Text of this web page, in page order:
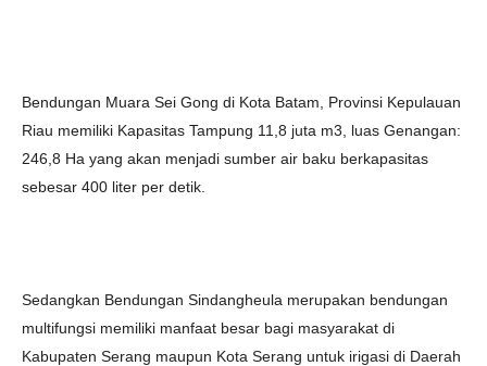
Bendungan Muara Sei Gong di Kota Batam, Provinsi Kepulauan
Riau memiliki Kapasitas Tampung 11,8 juta m3, luas Genangan:
246,8 Ha yang akan menjadi sumber air baku berkapasitas
sebesar 400 liter per detik.
Sedangkan Bendungan Sindangheula merupakan bendungan
multifungsi memiliki manfaat besar bagi masyarakat di
Kabupaten Serang maupun Kota Serang untuk irigasi di Daerah